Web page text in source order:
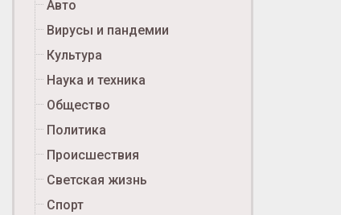
Авто
Вирусы и пандемии
Культура
Наука и техника
Общество
Политика
Происшествия
Светская жизнь
Спорт